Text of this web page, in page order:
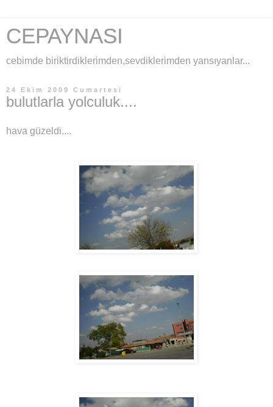
CEPAYNASI
cebimde biriktirdiklerimden,sevdiklerimden yansıyanlar...
24 Ekim 2009 Cumartesi
bulutlarla yolculuk....
hava güzeldi....